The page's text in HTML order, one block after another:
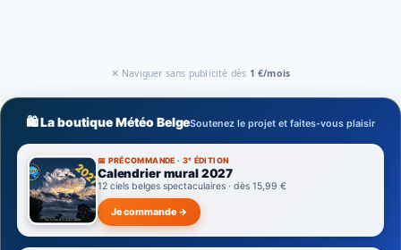
✕ Naviguer sans publicité dès 1 €/mois
🛍️ La boutique Météo BelgeSoutenez le projet et faites-vous plaisir
📅 PRÉCOMMANDE · 3ᵉ ÉDITION
Calendrier mural 2027
12 ciels belges spectaculaires · dès 15,99 €
Je commande →